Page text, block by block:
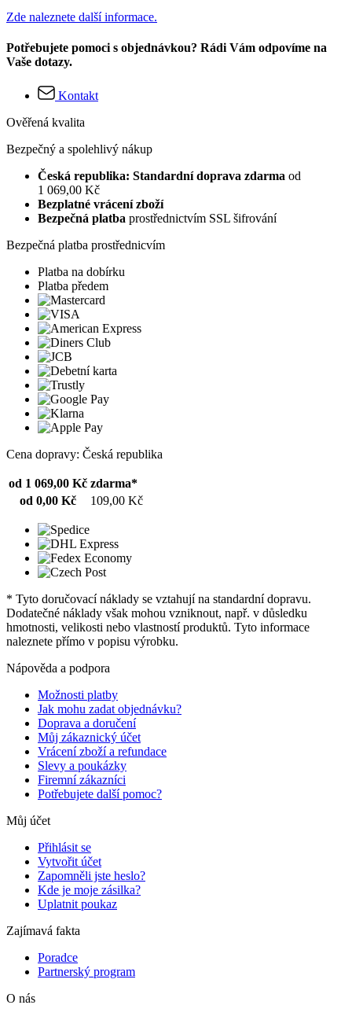
Zde naleznete další informace.
Potřebujete pomoci s objednávkou? Rádi Vám odpovíme na
Vaše dotazy.
Kontakt
Ověřená kvalita
Bezpečný a spolehlivý nákup
Česká republika: Standardní doprava zdarma od
1 069,00 Kč
Bezplatné vrácení zboží
Bezpečná platba prostřednictvím SSL šifrování
Bezpečná platba prostřednicvím
Platba na dobírku
Platba předem
Cena dopravy: Česká republika
od 1 069,00 Kč zdarma*
od 0,00 Kč
109,00 Kč
* Tyto doručovací náklady se vztahují na standardní dopravu.
Dodatečné náklady však mohou vzniknout, např. v důsledku
hmotnosti, velikosti nebo vlastností produktů. Tyto informace
naleznete přímo v popisu výrobku.
Nápověda a podpora
Možnosti platby
Jak mohu zadat objednávku?
Doprava a doručení
Můj zákaznický účet
Vrácení zboží a refundace
Slevy a poukázky
Firemní zákazníci
Potřebujete další pomoc?
Můj účet
Přihlásit se
Vytvořit účet
Zapomněli jste heslo?
Kde je moje zásilka?
Uplatnit poukaz
Zajímavá fakta
Poradce
Partnerský program
O nás